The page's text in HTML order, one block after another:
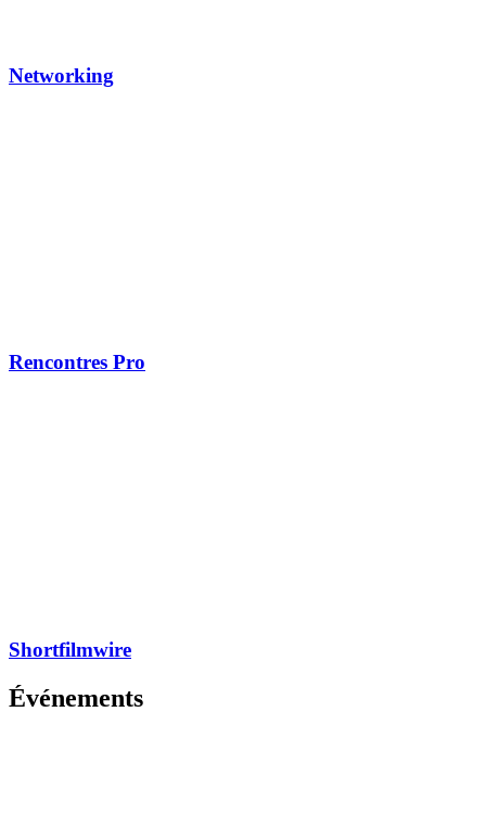
Networking
Rencontres Pro
Shortfilmwire
Événements